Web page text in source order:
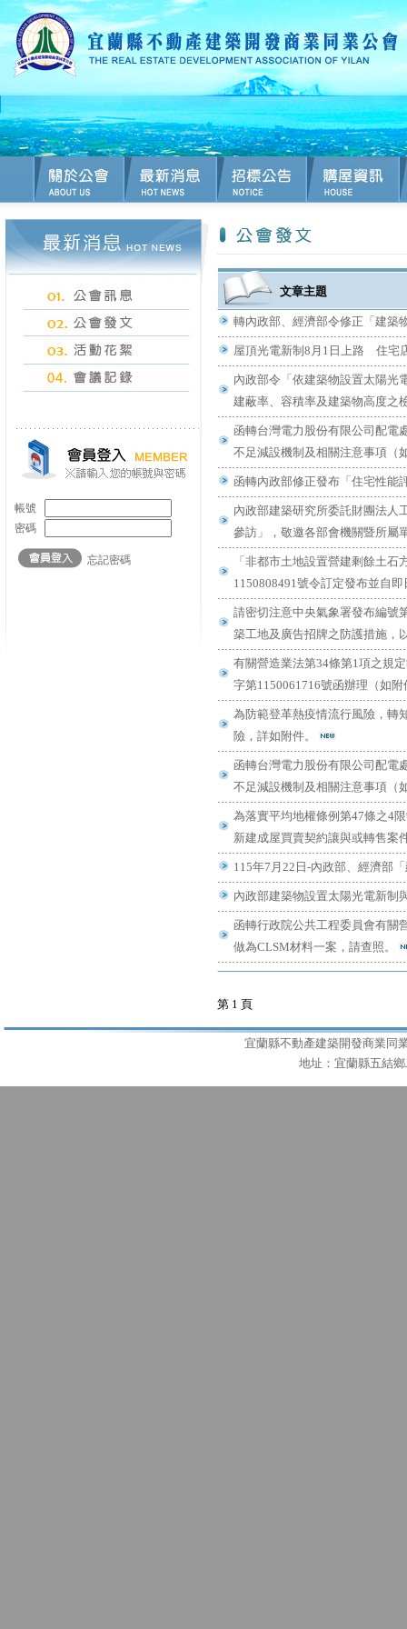
帳號
密碼
忘記密碼
文章主題
轉內政部、經濟部令修正「建築
屋頂光電新制8月1日上路 住宅
內政部令「依建築物設置太陽光
建蔽率、容積率及建築物高度之
函轉台灣電力股份有限公司配電
不足減設機制及相關注意事項（
函轉內政部修正發布「住宅性能
內政部建築研究所委託財團法人
參訪」，敬邀各部會機關暨所屬
「非都市土地設置營建剩餘土
1150808491號令訂定發布並自
請密切注意中央氣象署發布編號
築工地及廣告招牌之防護措施，
有關營造業法第34條第1項之規
字第1150061716號函辦理（如
為防範登革熱疫情流行風險，轉
險，詳如附件。
函轉台灣電力股份有限公司配電
不足減設機制及相關注意事項（
為落實平均地權條例第47條之4
新建成屋買賣契約讓與或轉售案
115年7月22日-內政部、經濟部
內政部建築物設置太陽光電新制
函轉行政院公共工程委員會有關
做為CLSM材料一案，請查照。
第 1 頁
宜蘭縣不動產建築開發商業同
地址：宜蘭縣五結